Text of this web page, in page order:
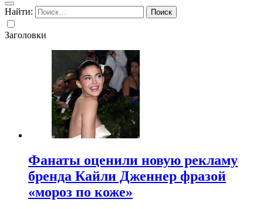
Найти:
Заголовки
Фанаты оценили новую рекламу
бренда Кайли Дженнер фразой
«мороз по коже»